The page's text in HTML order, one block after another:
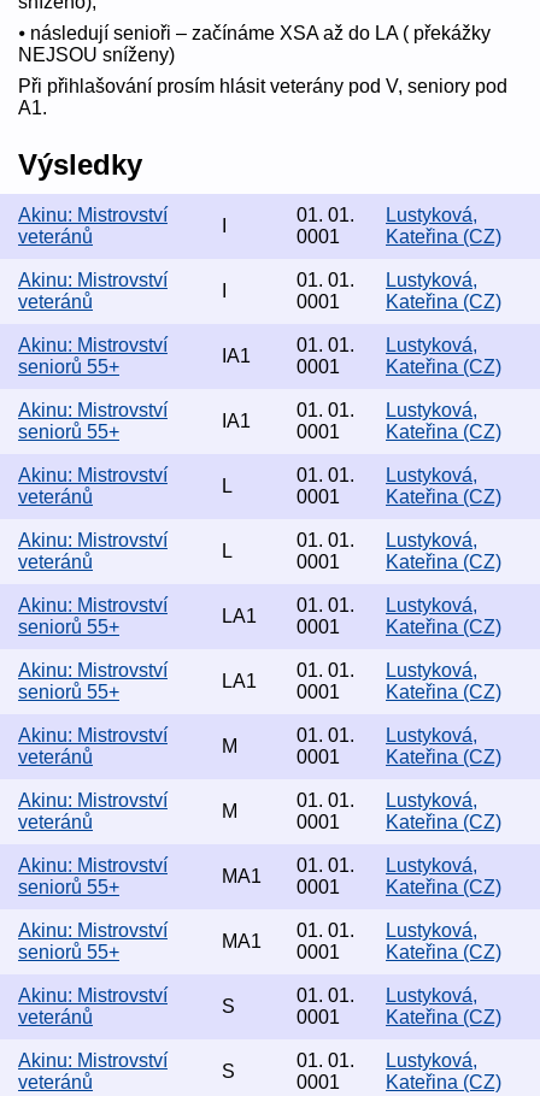
⦁ následují senioři – začínáme XSA až do LA ( překážky
NEJSOU sníženy)
Při přihlašování prosím hlásit veterány pod V, seniory pod
A1.
Výsledky
Akinu: Mistrovství
veteránů
01. 01.
0001
Lustyková,
Kateřina (CZ)
Akinu: Mistrovství
veteránů
01. 01.
0001
Lustyková,
Kateřina (CZ)
Akinu: Mistrovství
seniorů 55+
IA1
01. 01.
0001
Lustyková,
Kateřina (CZ)
Akinu: Mistrovství
seniorů 55+
IA1
01. 01.
0001
Lustyková,
Kateřina (CZ)
Akinu: Mistrovství
veteránů
L
01. 01.
0001
Lustyková,
Kateřina (CZ)
Akinu: Mistrovství
veteránů
L
01. 01.
0001
Lustyková,
Kateřina (CZ)
Akinu: Mistrovství
seniorů 55+
LA1
01. 01.
0001
Lustyková,
Kateřina (CZ)
Akinu: Mistrovství
seniorů 55+
LA1
01. 01.
0001
Lustyková,
Kateřina (CZ)
Akinu: Mistrovství
veteránů
M
01. 01.
0001
Lustyková,
Kateřina (CZ)
Akinu: Mistrovství
veteránů
M
01. 01.
0001
Lustyková,
Kateřina (CZ)
Akinu: Mistrovství
seniorů 55+
MA1
01. 01.
0001
Lustyková,
Kateřina (CZ)
Akinu: Mistrovství
seniorů 55+
MA1
01. 01.
0001
Lustyková,
Kateřina (CZ)
Akinu: Mistrovství
veteránů
S
01. 01.
0001
Lustyková,
Kateřina (CZ)
Akinu: Mistrovství
veteránů
S
01. 01.
0001
Lustyková,
Kateřina (CZ)